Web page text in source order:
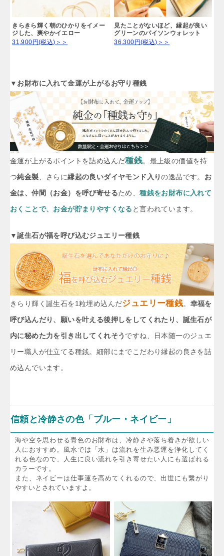
きらきら輝く朝のひかりをイメー
ジした、爽やかイエロー
31,900円(税込)＞＞
見たことがないほど、縁起が良い
グリーンのパイソンウォレット
36,300円(税込)＞＞
▼お財布に入れて金運が上がるお守り種銭
金運が上がるポイントを詰め込んだ種銭。最上級の価値を持
つ純金製 、さらに縁起の良いダイヤモンド入りの逸品です。 お
金は、仲間（お金）を呼び寄せるため、種銭をお財布に入れて
おくことで、お金が貯まりやすくなる と言われています。
▼誕生石が福を呼び込むジュエリー種銭
きらり輝く誕生石を1粒埋め込んだジュエリー種銭。 幸福を
呼び込んだり、願いを叶える後押しをしてくれたり、誕生石が
内に秘めた力を引き出してくれそう ですね、日本随一のジュエ
リー職人が仕立てる種銭。細部にまでこだわり縁起の良さを詰
め込んでいます。
信頼と冷静さの色「ブルー・ネイビー」
海や空を思わせる青色のお財布は、冷静さや落ち着きが欲しい
人におすすめ。風水では「水」は流れを生み悪運を浄化してく
れる色なので、人生に良い流れを引き寄せたい人にも選ばれる
カラーです。
また、ネイビーは仕事運を高めてくれるので、出世にも繋がり
やすいとされていますよ。